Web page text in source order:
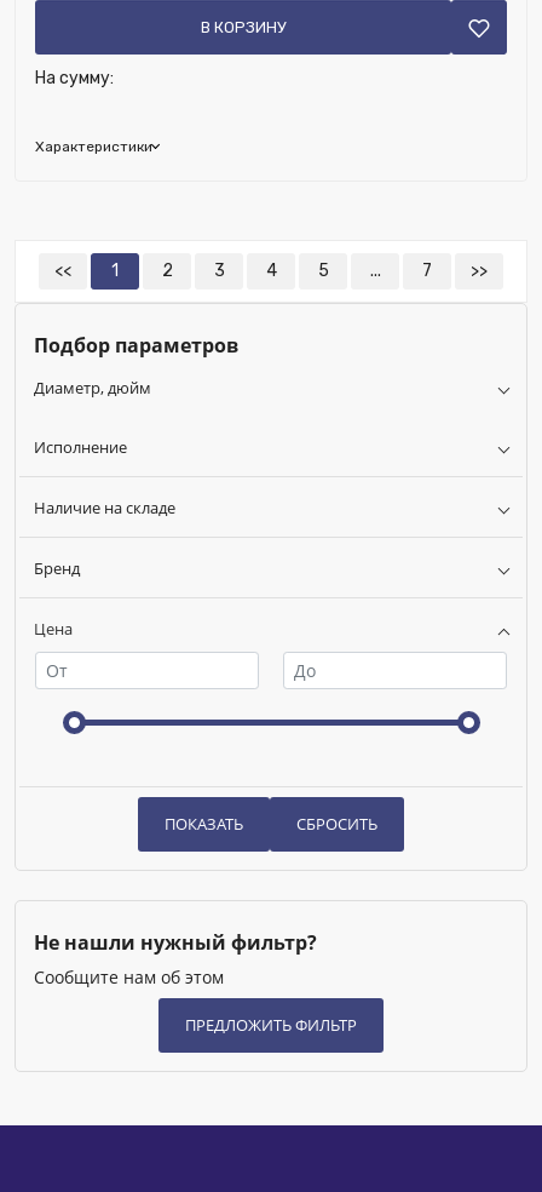
Подбор параметров
Цена
Бренд
Наличие на складе
Исполнение
Диаметр, дюйм
Не нашли нужный фильтр?
Сообщите нам об этом
Характеристики
В КОРЗИНУ
На сумму:
Диаметр, дюйм:
Наличие обратного клапана:
Наличие дренажа: Нет
<< 1 2 3 4 5 ... 7 >>